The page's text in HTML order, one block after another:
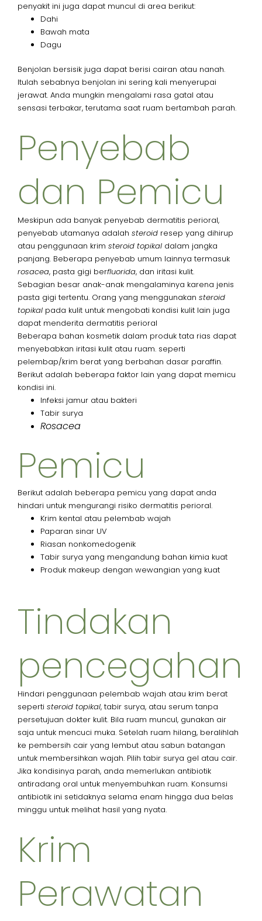
penyakit ini juga dapat muncul di area berikut:
Dahi
Bawah mata
Dagu
Benjolan bersisik juga dapat berisi cairan atau nanah.
Itulah sebabnya benjolan ini sering kali menyerupai
jerawat. Anda mungkin mengalami rasa gatal atau
sensasi terbakar, terutama saat ruam bertambah parah.
Penyebab
dan Pemicu
Meskipun ada banyak penyebab dermatitis perioral,
penyebab utamanya adalah steroid resep yang dihirup
atau penggunaan krim steroid topikal dalam jangka
panjang. Beberapa penyebab umum lainnya termasuk
rosacea, pasta gigi berfluorida, dan iritasi kulit.
Sebagian besar anak-anak mengalaminya karena jenis
pasta gigi tertentu. Orang yang menggunakan steroid
topikal pada kulit untuk mengobati kondisi kulit lain juga
dapat menderita dermatitis perioral
Beberapa bahan kosmetik dalam produk tata rias dapat
menyebabkan iritasi kulit atau ruam. seperti
pelembap/krim berat yang berbahan dasar paraffin.
Berikut adalah beberapa faktor lain yang dapat memicu
kondisi ini.
Infeksi jamur atau bakteri
Tabir surya
Rosacea
Pemicu
Berikut adalah beberapa pemicu yang dapat anda
hindari untuk mengurangi risiko dermatitis perioral.
Krim kental atau pelembab wajah
Paparan sinar UV
Riasan nonkomedogenik
Tabir surya yang mengandung bahan kimia kuat
Produk makeup dengan wewangian yang kuat
Tindakan
pencegahan
Hindari penggunaan pelembab wajah atau krim berat
seperti steroid topikal, tabir surya, atau serum tanpa
persetujuan dokter kulit. Bila ruam muncul, gunakan air
saja untuk mencuci muka. Setelah ruam hilang, beralihlah
ke pembersih cair yang lembut atau sabun batangan
untuk membersihkan wajah. Pilih tabir surya gel atau cair.
Jika kondisinya parah, anda memerlukan antibiotik
antiradang oral untuk menyembuhkan ruam. Konsumsi
antibiotik ini setidaknya selama enam hingga dua belas
minggu untuk melihat hasil yang nyata.
Krim
Perawatan